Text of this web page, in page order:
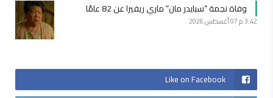
وفاة نجمة “سبايدر مان” ماري ريفيرا عن 82 عامًا
3:42 م 07 أغسطس 2026
Like on Facebook